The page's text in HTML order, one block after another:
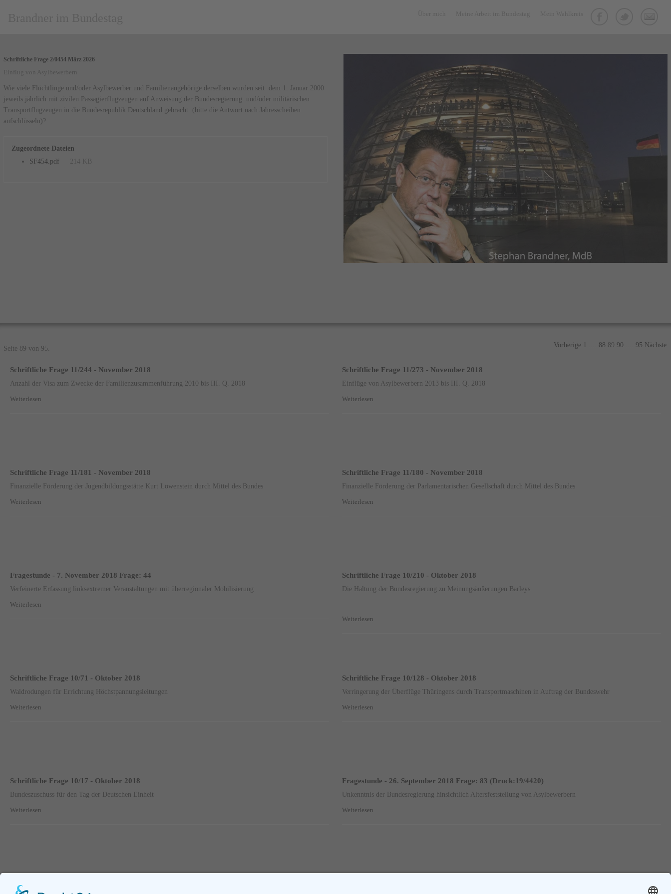
Schriftliche Frage 2/0454 März 2026
Einflug von Asylbewerbern
Wie viele Flüchtlinge und/oder Asylbewerber und Familienangehörige derselben wurden seit dem 1. Januar 2000
jeweils jährlich mit zivilen Passagierflugzeugen auf Anweisung der Bundesregierung und/oder militärischen
Transportflugzeugen in die Bundesrepublik Deutschland gebracht (bitte die Antwort nach Jahresscheiben
aufschlüsseln)?
Zugeordnete Dateien
SF454.pdf 214 KB
Seite 89 von 95. Vorherige 1 88 89 90 95 Nächste
Schriftliche Frage 11/244 - November 2018
Anzahl der Visa zum Zwecke der Familienzusammenführung 2010 bis III. Q. 2018
Weiterlesen
Schriftliche Frage 11/273 - November 2018
Einflüge von Asylbewerbern 2013 bis III. Q. 2018
Weiterlesen
Schriftliche Frage 11/181 - November 2018
Finanzielle Förderung der Jugendbildungsstätte Kurt Löwenstein durch Mittel des Bundes
Weiterlesen
Schriftliche Frage 11/180 - November 2018
Finanzielle Förderung der Parlamentarischen Gesellschaft durch Mittel des Bundes
Weiterlesen
Fragestunde - 7. November 2018 Frage: 44
Verfeinerte Erfassung linksextremer Veranstaltungen mit überregionaler Mobilisierung
Weiterlesen
Schriftliche Frage 10/210 - Oktober 2018
Die Haltung der Bundesregierung zu Meinungsäußerungen Barleys
Weiterlesen
Schriftliche Frage 10/71 - Oktober 2018
Waldrodungen für Errichtung Höchstpannungsleitungen
Weiterlesen
Schriftliche Frage 10/128 - Oktober 2018
Verringerung der Überflüge Thüringens durch Transportmaschinen in Auftrag der Bundeswehr
Weiterlesen
Schriftliche Frage 10/17 - Oktober 2018
Bundeszuschuss für den Tag der Deutschen Einheit
Weiterlesen
Fragestunde - 26. September 2018 Frage: 83 (Druck:19/4420)
Unkenntnis der Bundesregierung hinsichtlich Altersfeststellung von Asylbewerbern
Weiterlesen